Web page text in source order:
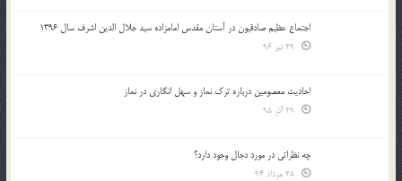
اجتماع عظیم صادقیون در آستان مقدس امامزاده سید جلال الدین اشرف سال 1396
احادیث معصومین درباره ترک نماز و سهل انگاری در نماز
چه نظراتی در مورد دجال وجود دارد؟